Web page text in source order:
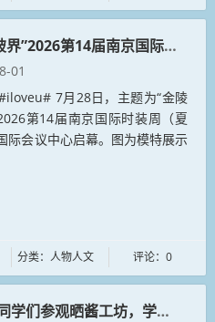
界”2026第14届南京国际时装周
01
7月28日，主题为“金陵
第14届南京国际时装周（夏
际会议中心启幕。图为模特展示
分类：人物人文 评论：0
学们参观晒酱工坊，学习古法